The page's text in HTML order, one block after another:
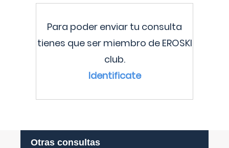
Para poder enviar tu consulta
tienes que ser miembro de EROSKI
club.
Identificate
Otras consultas